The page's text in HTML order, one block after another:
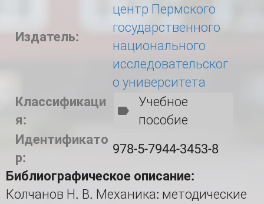
Издатель:
центр Пермского
государственного
национального
исследовательског
о университета
Классификаци
я:
Учебное
пособие
Идентификато
р:
978-5-7944-3453-8
Библиографическое описание:
Колчанов Н. В. Механика: методические